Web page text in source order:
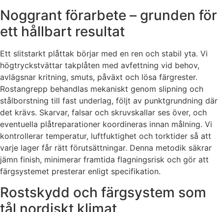
Noggrant förarbete – grunden för
ett hållbart resultat
Ett slitstarkt plåttak börjar med en ren och stabil yta. Vi
högtryckstvättar takplåten med avfettning vid behov,
avlägsnar kritning, smuts, påväxt och lösa färgrester.
Rostangrepp behandlas mekaniskt genom slipning och
stålborstning till fast underlag, följt av punktgrundning där
det krävs. Skarvar, falsar och skruvskallar ses över, och
eventuella plåtreparationer koordineras innan målning. Vi
kontrollerar temperatur, luftfuktighet och torktider så att
varje lager får rätt förutsättningar. Denna metodik säkrar
jämn finish, minimerar framtida flagningsrisk och gör att
färgsystemet presterar enligt specifikation.
Rostskydd och färgsystem som
tål nordiskt klimat